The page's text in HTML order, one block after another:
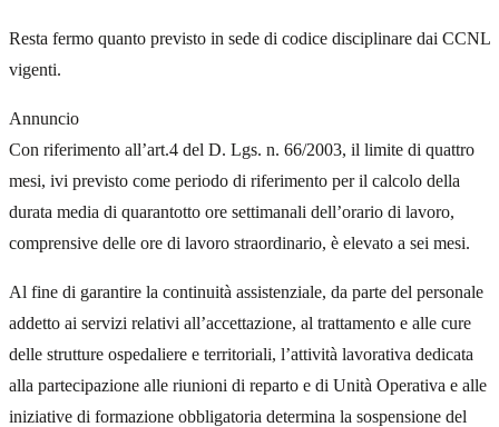
Resta fermo quanto previsto in sede di codice disciplinare dai CCNL
vigenti.
Annuncio
Con riferimento all’art.4 del D. Lgs. n. 66/2003, il limite di quattro
mesi, ivi previsto come periodo di riferimento per il calcolo della
durata media di quarantotto ore settimanali dell’orario di lavoro,
comprensive delle ore di lavoro straordinario, è elevato a sei mesi.
Al fine di garantire la continuità assistenziale, da parte del personale
addetto ai servizi relativi all’accettazione, al trattamento e alle cure
delle strutture ospedaliere e territoriali, l’attività lavorativa dedicata
alla partecipazione alle riunioni di reparto e di Unità Operativa e alle
iniziative di formazione obbligatoria determina la sospensione del